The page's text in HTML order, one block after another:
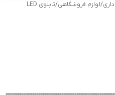
/لوازم فروشگاهی/تابلوی LED